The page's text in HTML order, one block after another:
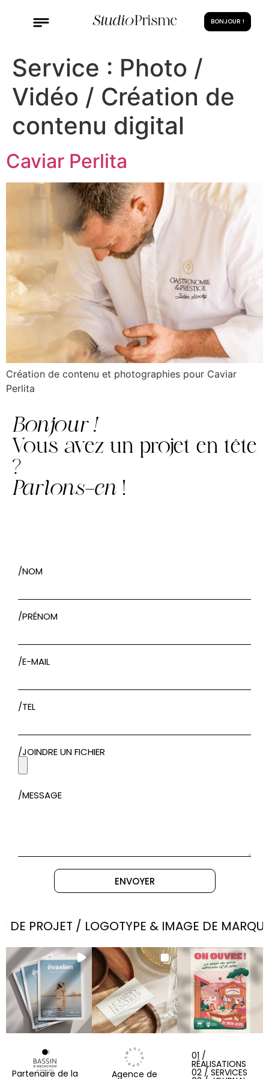
BONJOUR !
Service : Photo /
Vidéo / Création de
contenu digital
Caviar Perlita
Création de contenu et photographies pour Caviar
Perlita
Bonjour !
Vous avez un projet en tête
?
Parlons-en !
/NOM
/PRÉNOM
/E-MAIL
/TEL
/JOINDRE UN FICHIER
/MESSAGE
ENVOYER
PROJET / LOGOTYPE & IMAGE DE
Partenaire de la
Agence de
01 /
RÉALISATIONS
02 / SERVICES